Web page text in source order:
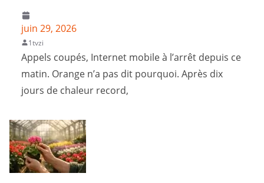
juin 29, 2026
1tvzi
Appels coupés, Internet mobile à l’arrêt depuis ce
matin. Orange n’a pas dit pourquoi. Après dix
jours de chaleur record,